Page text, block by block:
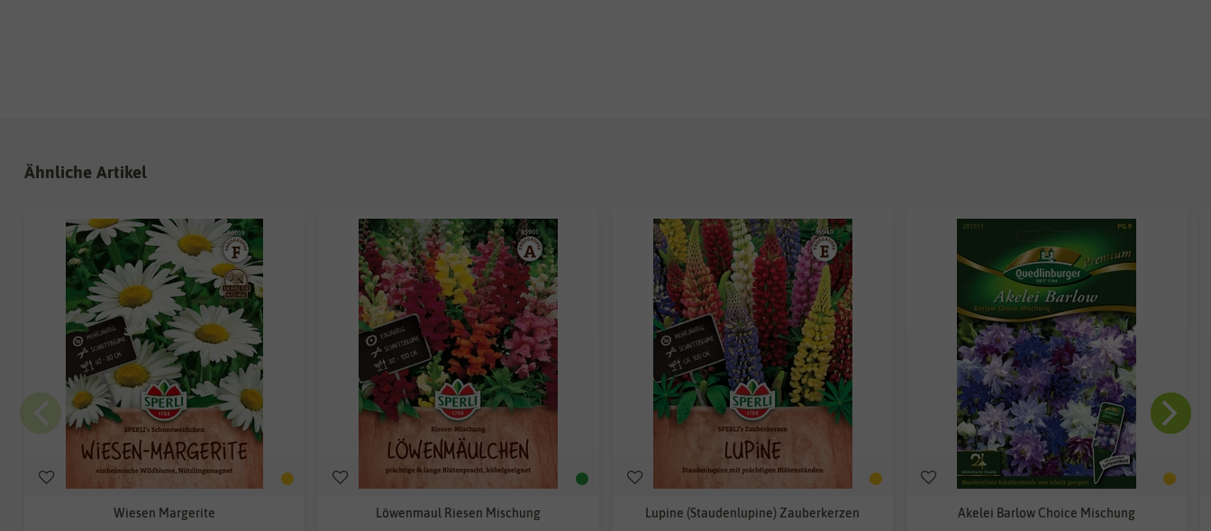
Ähnliche Artikel
Wiesen Margerite Löwenmaul Riesen Mischung Lupine (Staudenlupine) Zauberkerzen Akelei Barlow Choice Mischung